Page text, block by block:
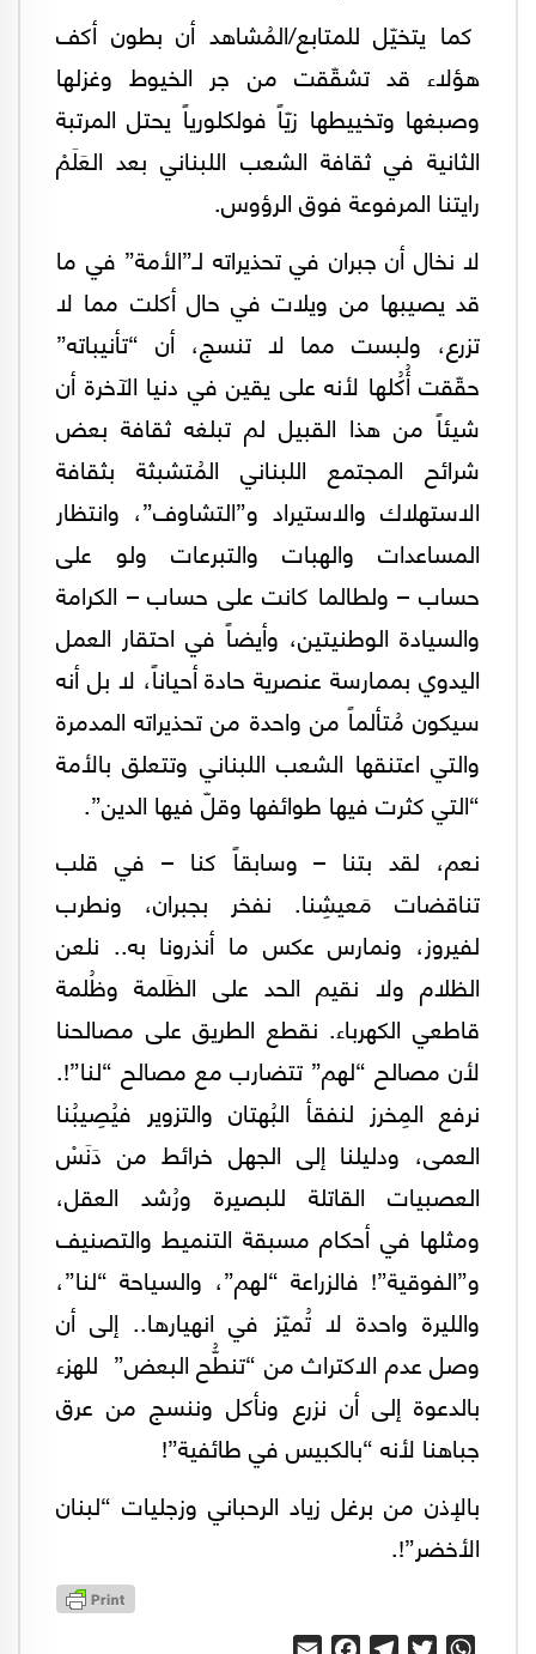
كما يتخيّل للمتابع/المُشاهد أن بطون أكف
هؤلاء قد تشقّقت من جر الخيوط وغزلها
وصبغها وتخييطها زيّاً فولكلورياً يحتل المرتبة
الثانية في ثقافة الشعب اللبناني بعد العَلَمْ
رايتنا المرفوعة فوق الرؤوس.
لا نخال أن جبران في تحذيراته لـ”الأمة” في ما
قد يصيبها من ويلات في حال أكلت مما لا
تزرع، ولبست مما لا تنسج، أن “تأنيباته”
حقّقت أُكُلها لأنه على يقين في دنيا الآخرة أن
شيئاً من هذا القبيل لم تبلغه ثقافة بعض
شرائح المجتمع اللبناني المُتشبثة بثقافة
الاستهلاك والاستيراد و”التشاوف”، وانتظار
المساعدات والهبات والتبرعات ولو على
حساب – ولطالما كانت على حساب – الكرامة
والسيادة الوطنيتين، وأيضاً في احتقار العمل
اليدوي بممارسة عنصرية حادة أحياناً، لا بل أنه
سيكون مُتألماً من واحدة من تحذيراته المدمرة
والتي اعتنقها الشعب اللبناني وتتعلق بالأمة
“التي كثرت فيها طوائفها وقلّ فيها الدين”.
نعم، لقد بتنا – وسابقاً كنا – في قلب
تناقضات مَعيشِنا. نفخر بجبران، ونطرب
لفيروز، ونمارس عكس ما أنذرونا به.. نلعن
الظلام ولا نقيم الحد على الظَلمة وظُلمة
قاطعي الكهرباء. نقطع الطريق على مصالحنا
لأن مصالح “لهم” تتضارب مع مصالح “لنا”!.
نرفع المِخرز لنفقأ البُهتان والتزوير فيُصِيبُنا
العمى، ودليلنا إلى الجهل خرائط من دَنَسْ
العصبيات القاتلة للبصيرة ورُشد العقل،
ومثلها في أحكام مسبقة التنميط والتصنيف
و”الفوقية”! فالزراعة “لهم”، والسياحة “لنا”،
والليرة واحدة لا تُميّز في انهيارها.. إلى أن
وصل عدم الاكتراث من “تنطُّح البعض” للهزء
بالدعوة إلى أن نزرع ونأكل وننسج من عرق
جباهنا لأنه “بالكبيس في طائفية”!
بالإذن من برغل زياد الرحباني وزجليات “لبنان
الأخضر”!.